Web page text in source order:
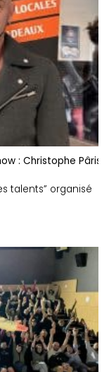
: Christophe Pâris
talents” organisé